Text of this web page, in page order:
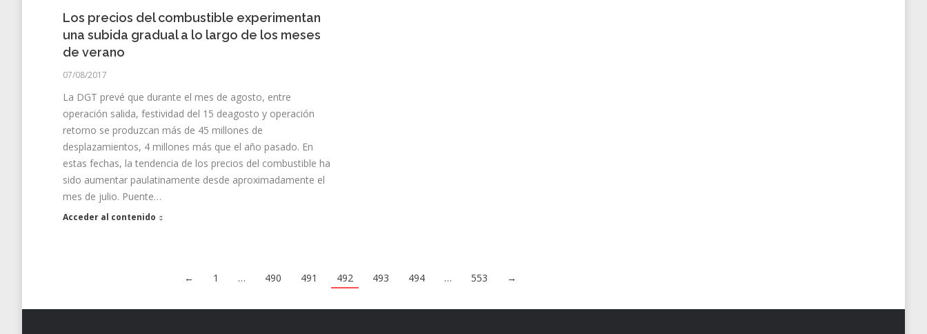
Los precios del combustible experimentan
una subida gradual a lo largo de los meses
de verano
07/08/2017
La DGT prevé que durante el mes de agosto, entre
operación salida, festividad del 15 deagosto y operación
retorno se produzcan más de 45 millones de
desplazamientos, 4 millones más que el año pasado. En
estas fechas, la tendencia de los precios del combustible ha
sido aumentar paulatinamente desde aproximadamente el
mes de julio. Puente…
Acceder al contenido
← 1 … 490 491 492 493 494 … 553 →